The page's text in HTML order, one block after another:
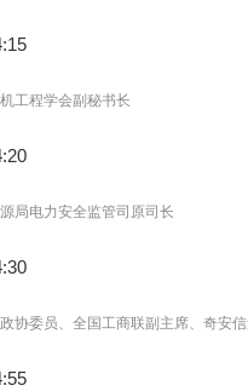
工程学会副秘书长
局电力安全监管司原司长
协委员、全国工商联副主席、奇安